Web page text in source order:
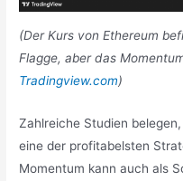
(Der Kurs von Ethereum
Flagge, aber das
Tradingview.com)
Zahlreiche Studien
eine der profitabelsten
Momentum kann auch als